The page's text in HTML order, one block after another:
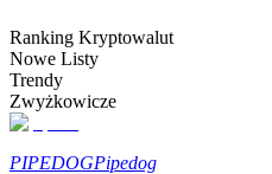
Ranking Kryptowalut
Nowe Listy
Trendy
Zwyżkowicze
PIPEDOGPipedog